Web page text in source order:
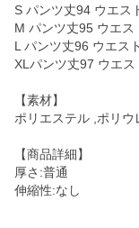
S パンツ丈94 ウエス
M パンツ丈95 ウエ
L パンツ丈96 ウエス
XLパンツ丈97 ウエ
【素材】
ポリエステル ,ポリウ
【商品詳細】
厚さ:普通
伸縮性:なし